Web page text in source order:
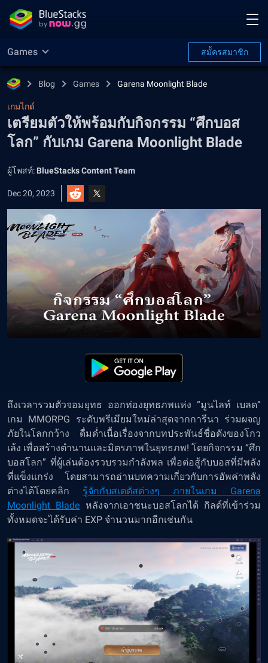
Games สมััครสมาชิก
Blog Games Garena Moonlight Blade
เกมไกด์
เตรียมตัวให้พร้อมกับกิจกรรม “ศึกบอส
โลก” กับเกม Garena Moonlight Blade
ผู้โพสท์: BlueStacks Content Team
Dec 20, 2023
ถึงเวลารวมตัวจอมยุทธ ออกท่องยุทธภพแห่ง “มูนไลท์ เบลด”
เกม MMORPG ระดับพรีเมียมใหม่ล่าสุดจากการีนา ร่วมผจญ
ภัยในโลกกว้าง ดื่มด่ำเนื้อเรื่องจากบทประพันธ์ชื่อดังของโกว
เล้ง เพื่อสร้างตำนานและมิตรภาพในยุทธภพ! โดยกิจกรรม “ศึก
บอสโลก” ที่ผู้เล่นต้องรวบรวมกำลังพล เพื่อต่อสู้กับบอสที่มีพลัง
ที่แข็งแกร่ง โดยสามารถอ่านบทความเกี่ยวกับการอัพค่าพลัง
ต่างได้โดยคลิก รู้จักกับสเตตัสต่างๆ ภายในเกม Garena
Moonlight Blade หลังจากเอาชนะบอสโลกได้ กิลด์ที่เข้าร่วม
ทั้งหมดจะได้รับค่า EXP จำนวนมากอีกเช่นกัน